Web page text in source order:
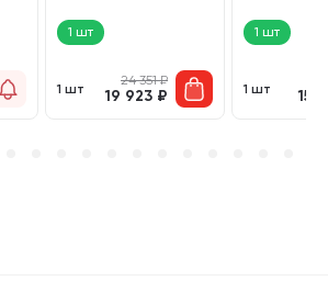
1 шт
1 шт
24 351₽
19 923 ₽
1 шт
1 шт 15